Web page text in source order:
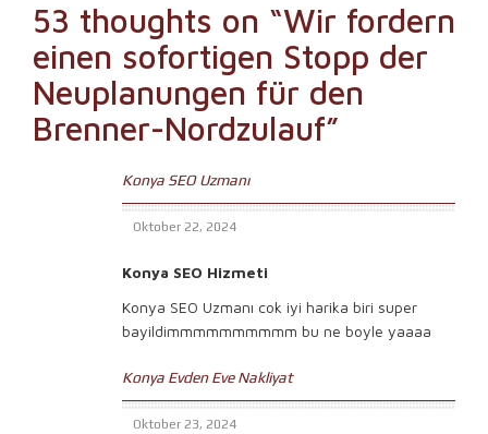
53 thoughts on “Wir fordern
einen sofortigen Stopp der
Neuplanungen für den
Brenner-Nordzulauf”
Konya SEO Uzmanı
Oktober 22, 2024
Konya SEO Hizmeti
Konya SEO Uzmanı cok iyi harika biri super
bayildimmmmmmmmmm bu ne boyle yaaaa
Konya Evden Eve Nakliyat
Oktober 23, 2024